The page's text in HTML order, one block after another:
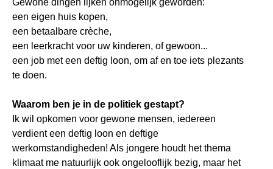
Gewone dingen lijken onmogelijk geworden:
een eigen huis kopen,
een betaalbare crèche,
een leerkracht voor uw kinderen, of gewoon...
een job met een deftig loon, om af en toe iets plezants
te doen.
Waarom ben je in de politiek gestapt?
Ik wil opkomen voor gewone mensen, iedereen
verdient een deftig loon en deftige
werkomstandigheden! Als jongere houdt het thema
klimaat me natuurlijk ook ongelooflijk bezig, maar het